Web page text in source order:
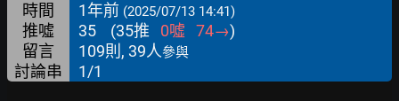
時間 1年前 (2025/07/13 14:41)
推噓 35 (35推 0噓 74→)
留言
109則, 39人參與
討論串 1/1